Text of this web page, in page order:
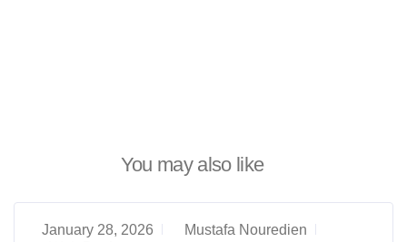
You may also like
January 28, 2026
Mustafa Nouredien